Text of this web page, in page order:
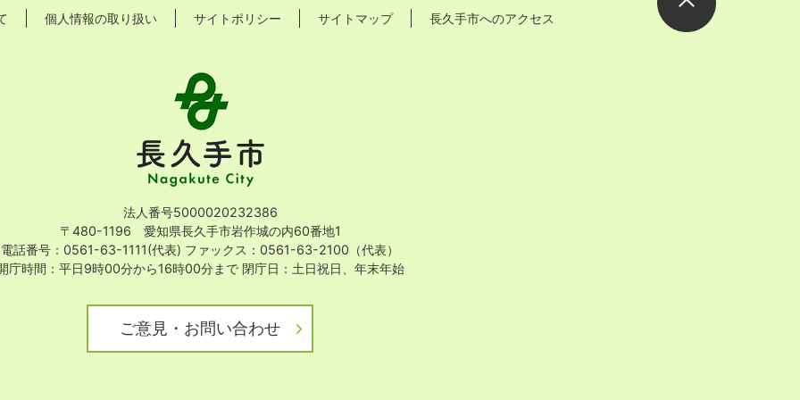
個人情報の取り扱い サイトポリシー サイトマップ 長久手市へのアクセス
Nagakute
City
法人番号5000020232386
〒480-1196 愛知県長久手市岩作城の内60番地1
電話番号：0561-63-1111(代表) ファックス：0561-63-2100（代表）
庁時間：平日9時00分から16時00分まで 閉庁日：土日祝日、年末年始
ご意見・お問い合わせ